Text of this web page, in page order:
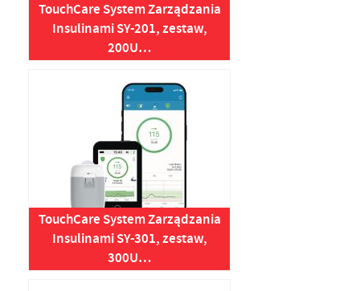
TouchCare System Zarządzania
Insulinami SY-201, zestaw,
200U…
TouchCare System Zarządzania
Insulinami SY-301, zestaw,
300U…